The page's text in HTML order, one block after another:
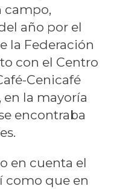
campo,
año por el
la Federación
con el Centro
Cenicafé
la mayoría
encontraba
en cuenta el
como que en